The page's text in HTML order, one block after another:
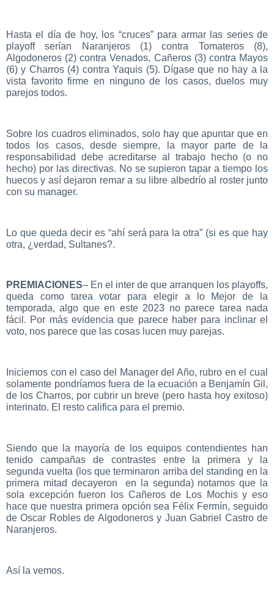
Hasta el día de hoy, los “cruces” para armar las series de
playoff serían Naranjeros (1) contra Tomateros (8),
Algodoneros (2) contra Venados, Cañeros (3) contra Mayos
(6) y Charros (4) contra Yaquis (5). Dígase que no hay a la
vista favorito firme en ninguno de los casos, duelos muy
parejos todos.
Sobre los cuadros eliminados, solo hay que apuntar que en
todos los casos, desde siempre, la mayor parte de la
responsabilidad debe acreditarse al trabajo hecho (o no
hecho) por las directivas. No se supieron tapar a tiempo los
huecos y así dejaron remar a su libre albedrío al roster junto
con su manager.
Lo que queda decir es “ahí será para la otra” (si es que hay
otra, ¿verdad, Sultanes?.
PREMIACIONES– En el inter de que arranquen los playoffs,
queda como tarea votar para elegir a lo Mejor de la
temporada, algo que en este 2023 no parece tarea nada
fácil. Por más evidencia que parece haber para inclinar el
voto, nos parece que las cosas lucen muy parejas.
Iniciemos con el caso del Manager del Año, rubro en el cual
solamente pondríamos fuera de la ecuación a Benjamín Gil,
de los Charros, por cubrir un breve (pero hasta hoy exitoso)
interinato. El resto califica para el premio.
Siendo que la mayoría de los equipos contendientes han
tenido campañas de contrastes entre la primera y la
segunda vuelta (los que terminaron arriba del standing en la
primera mitad decayeron en la segunda) notamos que la
sola excepción fueron los Cañeros de Los Mochis y eso
hace que nuestra primera opción sea Félix Fermín, seguido
de Oscar Robles de Algodoneros y Juan Gabriel Castro de
Naranjeros.
Así la vemos.